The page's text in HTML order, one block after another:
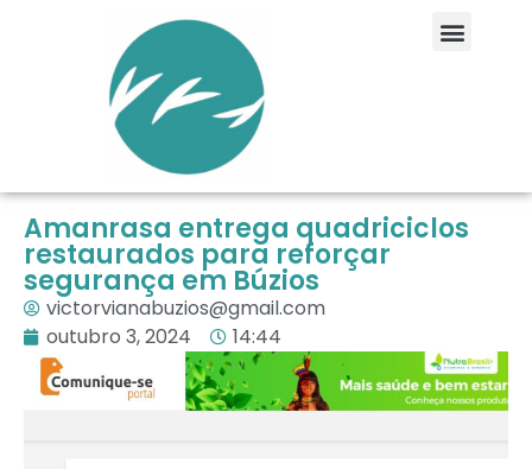
Amanrasa entrega quadriciclos
restaurados para reforçar
segurança em Búzios
victorvianabuzios@gmail.com
outubro 3, 2024
14:44